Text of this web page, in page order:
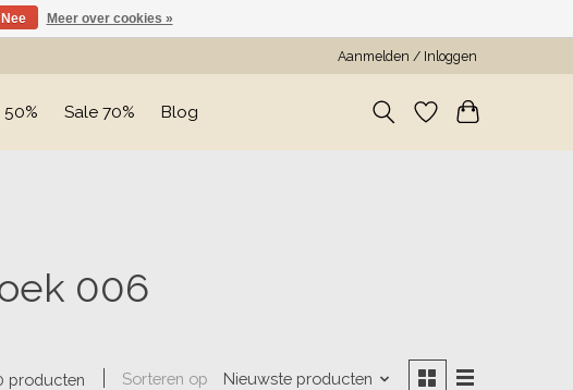
Aanmelden / Inloggen
50% Sale 70% Blog
006
producten Sorteren op Nieuwste producten
Nee Meer over cookies »